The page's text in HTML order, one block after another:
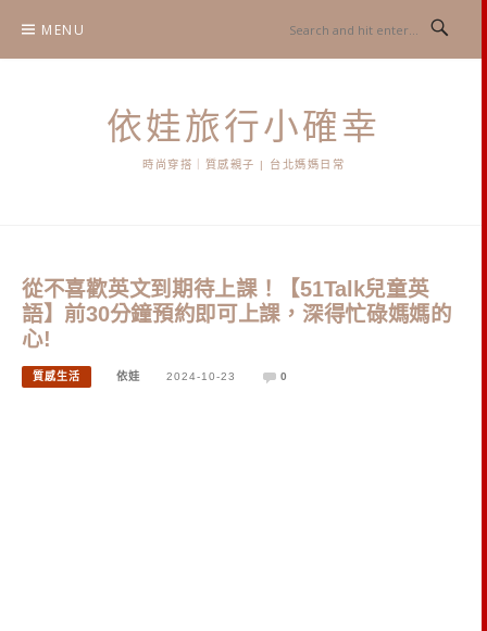
content
MENU
依娃旅行小確幸
時尚穿搭｜質感親子 | 台北媽媽日常
從不喜歡英文到期待上課！【51Talk兒童英
語】前30分鐘預約即可上課，深得忙碌媽媽的
心!
質感生活 依娃 2024-10-23 0